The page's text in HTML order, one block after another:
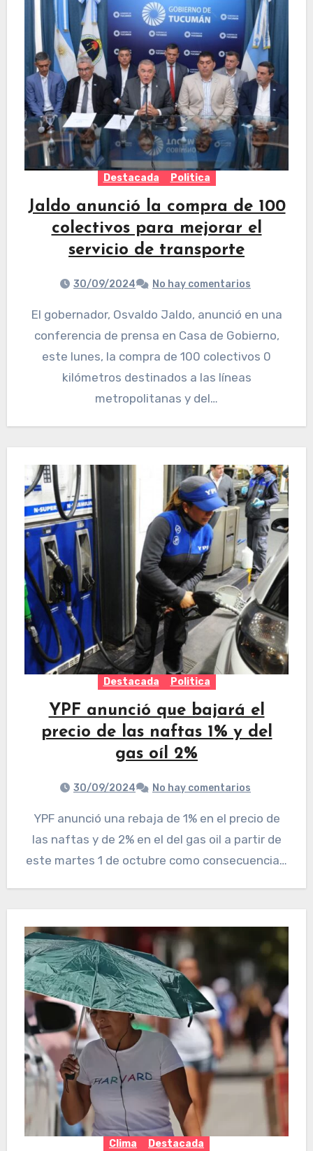
Destacada Politica
Jaldo anunció la compra de 100
colectivos para mejorar el
servicio de transporte
30/09/2024 No hay comentarios
El gobernador, Osvaldo Jaldo, anunció en una
conferencia de prensa en Casa de Gobierno,
este lunes, la compra de 100 colectivos 0
kilómetros destinados a las líneas
metropolitanas y del…
Destacada Politica
YPF anunció que bajará el
precio de las naftas 1% y del
gas oíl 2%
30/09/2024 No hay comentarios
YPF anunció una rebaja de 1% en el precio de
las naftas y de 2% en el del gas oil a partir de
este martes 1 de octubre como consecuencia…
Clima Destacada